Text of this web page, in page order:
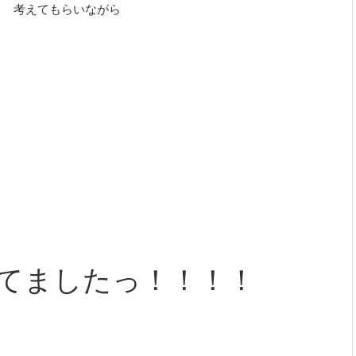
考えてもらいながら
ましたっ！！！！